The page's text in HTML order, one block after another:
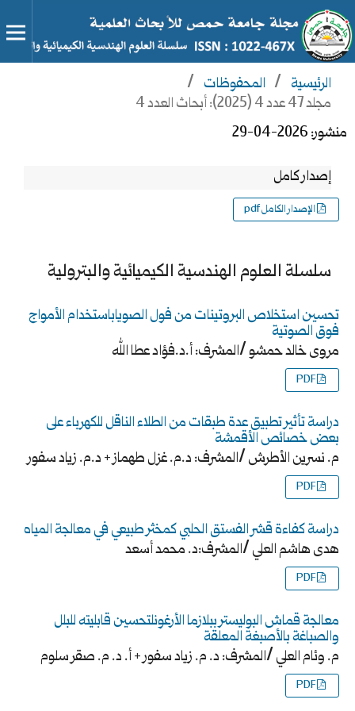
الرئيسية / المحفوظات /
مجلد 47 عدد 4 (2025): أبحاث العدد 4
منشور: 2026-04-29
إصدار كامل
الإصدار الكامل pdf
سلسلة العلوم الهندسية الكيميائية والبترولية
تحسين استخلاص البروتينات من فول الصوياباستخدام الأمواج
فوق الصوتية
مروى خالد حمشو /المشرف: أ.د.فؤاد عطا الله
PDF
دراسة تأثير تطبيق عدة طبقات من الطلاء الناقل للكهرباء على
بعض خصائص الأقمشة
م. نسرين الأطرش /المشرف: د.م. غزل طهماز + د.م. زياد سفور
PDF
دراسة كفاءة قشر الفستق الحلبي كمخثر طبيعي في معالجة المياه
هدى هاشم العلي /المشرف:د. محمد أسعد
PDF
معالجة قماش البوليستر ببلازما الأرغونلتحسين قابليته للبلل
والصباغة بالأصبغة المعلقة
م. وئام العلي /المشرف: د. م. زياد سفور + أ. د. م. صقر سلوم
PDF